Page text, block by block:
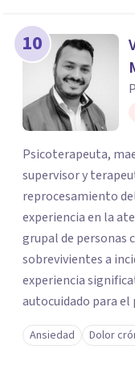
10
Psicoterapeuta,
supervisor y
reprocesamiento
experiencia en la
grupal de personas
sobrevivientes a
experiencia
autocuidado para
a las necesidades
población afectada
Ansiedad Dolor